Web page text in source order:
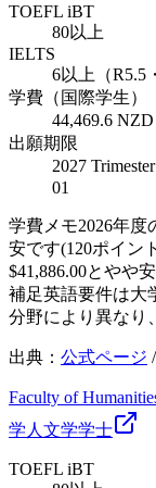
TOEFL iBT
80以上
IELTS
6以上（R5.5
学費（国際学生）
44,469.6
出願期限
2027
01
学費メモ2026年度
安です(120ポイン
$41,886.00とやや
補足英語要件は大
分野により異なり
出典： 公式ページ /
Faculty of
学 人文学学士
TOEFL iBT